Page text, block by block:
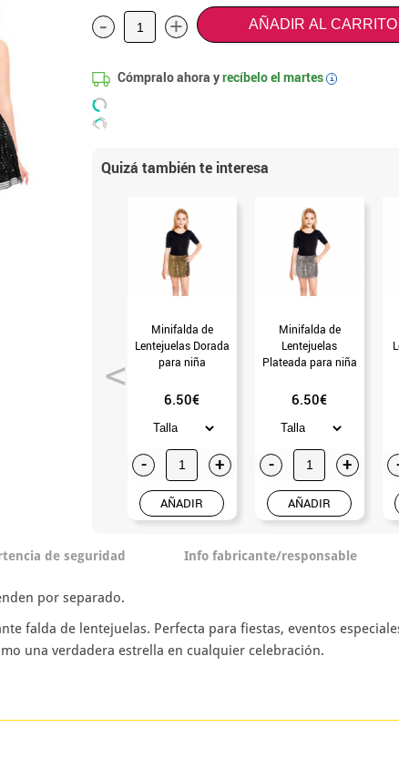
- + AÑADIR AL CARRITO
Cómpralo ahora yrecíbelo el martes i
Quizá también te interesa
Minifalda de
Lentejuelas Dorada
para niña
6.50€
- +
AÑADIR
Minifalda de
Lentejuelas
Plateada para niña
6.50€
- +
AÑADIR
de seguridad Info fabricante/responsable
por separado.
falda de lentejuelas. Perfecta para fiestas, eventos
una verdadera estrella en cualquier celebración.